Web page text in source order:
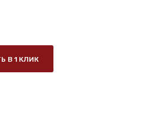
В 1 КЛИК